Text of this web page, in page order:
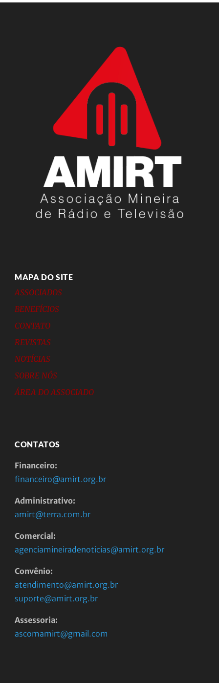
MAPA DO SITE
ASSOCIADOS
BENEFÍCIOS
CONTATO
REVISTAS
NOTÍCIAS
SOBRE NÓS
ÁREA DO ASSOCIADO
CONTATOS
Financeiro:
financeiro@amirt.org.br
Administrativo:
amirt@terra.com.br
Comercial:
agenciamineiradenoticias@amirt.org.br
Convênio:
atendimento@amirt.org.br
suporte@amirt.org.br
Assessoria:
ascomamirt@gmail.com